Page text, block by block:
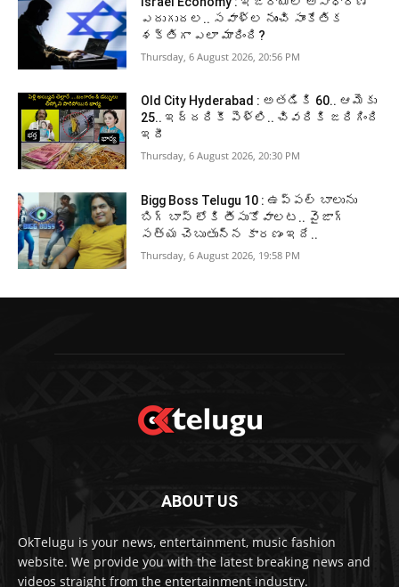
ఎదుగుదల.. సవాళ్ల నుంచి సాంకేతిక
శక్తిగా ఎలా మారింది?
Thursday, 6 August 2026, 20:56 PM
Old City Hyderabad : అతడికి 60.. ఆమెకు
25.. ఇద్దరికీ పెళ్లి.. చివరికి జరిగింది
ఇదీ
Thursday, 6 August 2026, 20:30 PM
Bigg Boss Telugu 10 : ఉప్పల్ బాలును
బిగ్ బాస్ లోకి తీసుకోవాలట.. వైజాగ్
సత్య చెబుతున్న కారణం ఇదే..
Thursday, 6 August 2026, 19:58 PM
ABOUT US
OkTelugu is your news, entertainment, music fashion
website. We provide you with the latest breaking news and
videos straight from the entertainment industry.